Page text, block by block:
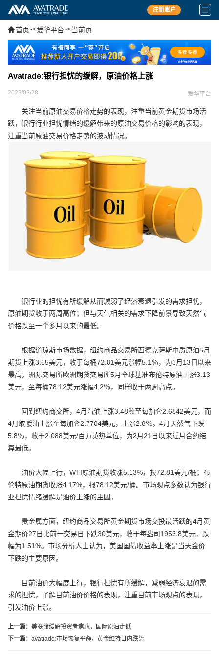
注册账户
首页 -> 爱华平台 -> 当前页
Avatrade:银行担忧的缓解，原油价格上涨
2023/03/28 爱华平台
关注当前原油交易价格走势的表现，注重当前黄金期货市场活
跃，银行行业担忧情绪的缓解带来的原油交易价格的影响的表现，
注重当前原油交易价格走势的波动情况。
银行业的担忧有所缓解从而减弱了经济衰退引发的需求担忧，
原油期货收于两周高位；但与天气相关的需求下降前景导致天然气
价格跌至一个多月以来的最低。
根据道琼斯市场数据，纽约商品交易所西德克萨斯中质原油5月
期货上涨3.55美元，收于每桶72.81美元涨幅5.1％，为3月13日以来
最高。洲际交易所欧洲期货交易所5月全球基准布伦特原油上涨3.13
美元，至每桶78.12美元涨幅4.2％，同样收于两周高点。
回到纽约商交所，4月汽油上涨3.48％至每加仑2.6842美元，而
4月取暖油上涨至每加仑2.7704美元，上涨2.8％。4月天然气下跌
5.8％，收于2.088美元/百万英热单位，为2月21日以来近月合约结
算最低。
油价大幅上行，WTI原油期货收涨5.13%，报72.81美元/桶；布
伦特原油期货收涨4.17%，报78.12美元/桶。市场观点多数认为银行
业担忧情绪缓解是油价上涨的主因。
贵金属方面，纽约商品交易所黄金期货市场交投最活跃的4月黄
金期价27日比前一交易日下跌30美元，收于每盎司1953.8美元，跌
幅为1.51%。市场分析人士认为，美国国债收益率上涨是当天金价
下跌的主要原因。
目前油价大幅度上行，银行担忧有所缓解，减弱经济衰退的需
求的担忧，了解目前油价价格的表现，注重目前市场观点的表现，
引发油价上涨。
上一篇： 美联储缓解投资者焦虑，国际原油走低
下一篇： avatrade:市场恢复平静，黄金维持日内跌势